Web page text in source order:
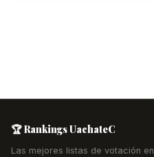
🏆 Rankings UachateC
Las mejores listas de votación en